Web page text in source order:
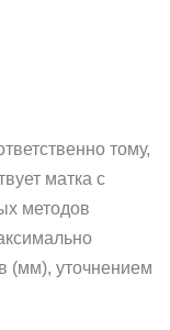
тому,
матка с
методов
(мм), уточнением